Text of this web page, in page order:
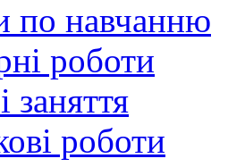
по навчанню
роботи
заняття
роботи